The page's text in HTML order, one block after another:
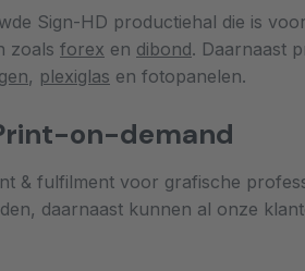
Sign-HD productiehal die is
zoals forex en dibond. Daarnaast
, plexiglas en fotopanelen.
on-demand
& fulfilment voor grafische
daarnaast kunnen al onze